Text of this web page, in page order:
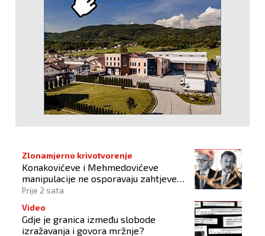
Zlonamjerno krivotvorenje
Konakovićeve i Mehmedovićeve
manipulacije ne osporavaju zahtjeve
Hrvata
Prije 2 sata
Video
Gdje je granica između slobode
izražavanja i govora mržnje?